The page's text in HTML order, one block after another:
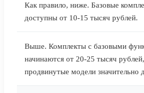
Как правило, ниже. Базовые
доступны от 10-15 тысяч рублей.
Выше. Комплекты с базовыми
начинаются от 20-25 тысяч
продвинутые модели значительно